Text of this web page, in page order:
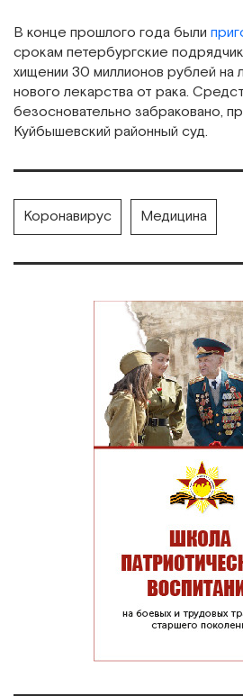
В конце прошлого года были
срокам петербургские
хищении 30 миллионов рублей на
нового лекарства от рака.
безосновательно забраковано,
Куйбышевский районный суд.
Коронавирус Медицина